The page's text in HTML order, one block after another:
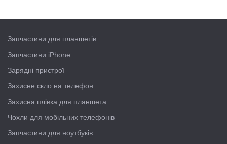
Запчастини для планшетів
Запчастини iPhone
Зарядні пристрої
Захисне скло на телефон
Захисна плівка для планшета
Чохли для мобільних телефонів
Запчастини для ноутбуків